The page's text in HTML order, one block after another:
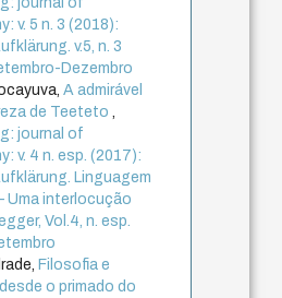
v. 5 n. 3 (2018):
v.5, n. 3
Dezembro
A admirável
de Teeteto
journal of
v. 4 n. esp. (2017):
Linguagem
Uma interlocução
Vol.4, n. esp.
Filosofia e
o primado do